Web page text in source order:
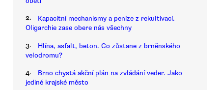
2.
Kapacitní mechanismy a peníze z rekultivací.
Oligarchie zase obere nás všechny
3.
Hlína, asfalt, beton. Co zůstane z brněnského
velodromu?
4.
Brno chystá akční plán na zvládání veder. Jako
jediné krajské město